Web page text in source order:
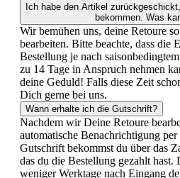
Ich habe den Artikel
bekommen. Was
Wir bemühen uns, deine Retoure
bearbeiten. Bitte beachte, dass die
Bestellung je nach
zu 14 Tage in Anspruch nehmen
deine Geduld! Falls diese Zeit
Dich gerne bei uns.
Wann erhalte ich die Gutschrift?
Nachdem wir Deine Retoure
automatische Benachrichtigung
Gutschrift bekommst du über das
das du die Bestellung gezahlt hast.
weniger Werktage nach Eingang